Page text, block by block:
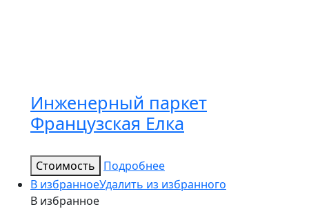
Инженерный паркет
Французская Елка
Стоимость
Подробнее
В избранноеУдалить из избранного
В избранное